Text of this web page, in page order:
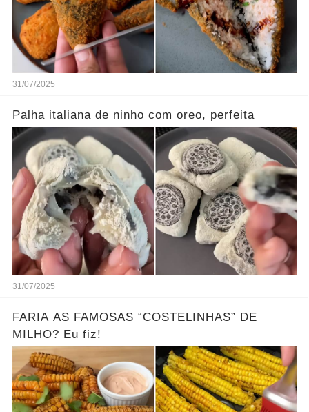
31/07/2025
Palha italiana de ninho com oreo, perfeita
31/07/2025
FARIA AS FAMOSAS “COSTELINHAS” DE
MILHO? Eu fiz!